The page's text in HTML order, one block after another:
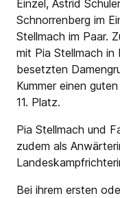
Einzel, Astrid
Schnorrenberg im
Stellmach im Paar.
mit Pia Stellmach
besetzten
Kummer einen
11. Platz.
Pia Stellmach und
zudem als
Bei ihrem ersten